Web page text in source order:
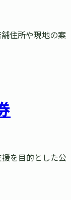
住所や現地の案
を目的とした公